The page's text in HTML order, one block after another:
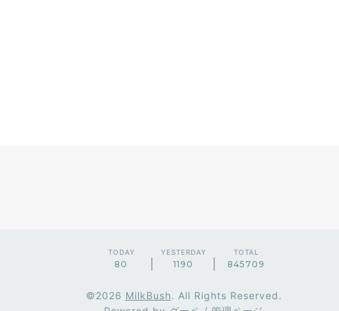
TODAY
80
YESTERDAY
1190
TOTAL
845709
©2026 MilkBush. All Rights Reserved.